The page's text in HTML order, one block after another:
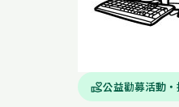
volunteer_activism公益勸募活動